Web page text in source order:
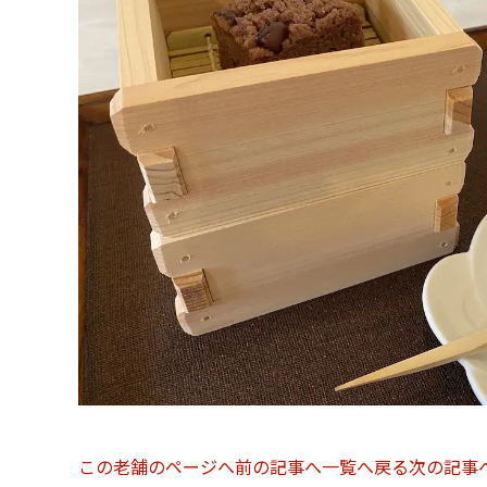
この老舗のページへ前の記事へ一覧へ戻る次の記事